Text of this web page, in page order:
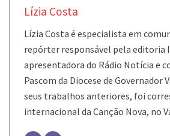
Lízia Costa
Lízia Costa é especialista em
repórter responsável pela editoria
apresentadora do Rádio Notícia e
Pascom da Diocese de Governador
seus trabalhos anteriores, foi
internacional da Canção Nova, no